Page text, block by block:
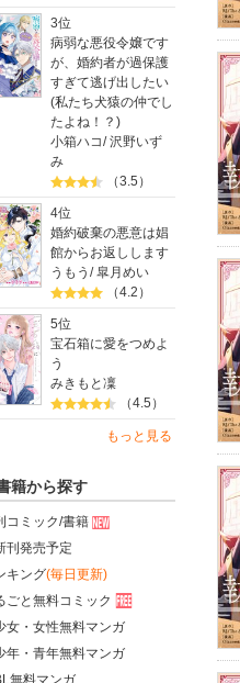
3位
病弱な悪役令嬢です
が、婚約者が過保護
すぎて逃げ出したい
(私たち犬猿の仲でし
たよね！？)
小箱ハコ/沢野いず
み
（3.5）
4位
婚約破棄の悪意は娼
館からお返しします
うもう /皐月めい
（4.2）
5位
宝石箱に愛をつめよ
う
みきもと凜
（4.5）
もっと見る
籍から探す
コミック/書籍
刊発売予定
キング(毎日更新)
ごと無料コミック
女・女性無料マンガ
年・青年無料マンガ
無料マンガ